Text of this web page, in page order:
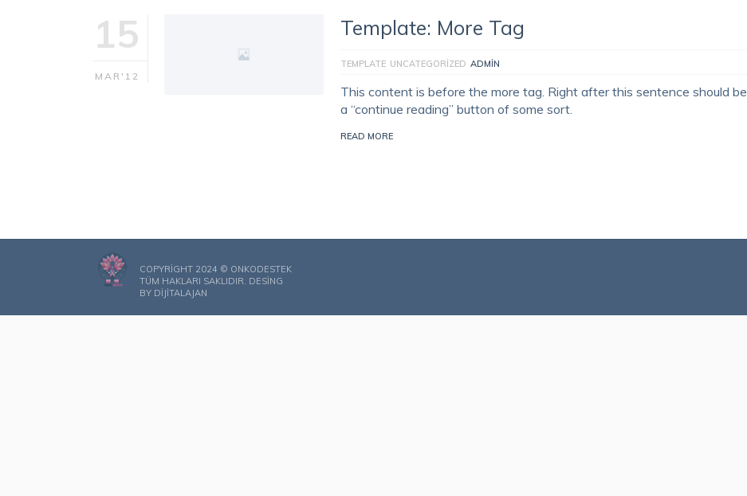
15
MAR'12
Template: More Tag
TEMPLATE UNCATEGORIZED ADMIN
This content is before the more tag. Right after this sentence should be
a “continue reading” button of some sort.
READ MORE
COPYRIGHT 2024 © ONKODESTEK
TÜM HAKLARI SAKLIDIR. DESING
BY DIJITALAJAN